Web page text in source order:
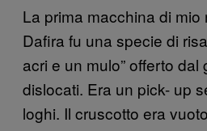
La prima macchina di mio
Dafira fu una specie di
acri e un mulo” offerto
dislocati. Era un pick- up
loghi. Il cruscotto era